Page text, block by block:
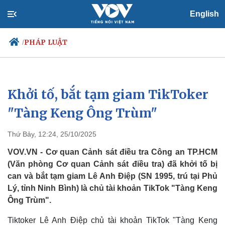
English
/PHÁP LUẬT
Chính trị
Đảng
Tổ chức nhân sự
Nhận diện sự thật
Xã hội
Tin 24h
Dự báo thời tiết
Việc làm
Biển đảo
Khởi tố, bắt tạm giam TikToker
"Tàng Keng Ông Trùm"
Thứ Bảy, 12:24, 25/10/2025
VOV.VN - Cơ quan Cảnh sát điều tra Công an TP.HCM
(Văn phòng Cơ quan Cảnh sát điều tra) đã khởi tố bị
can và bắt tạm giam Lê Anh Điệp (SN 1995, trú tại Phủ
Lý, tỉnh Ninh Bình) là chủ tài khoản TikTok "Tàng Keng
Ông Trùm".
Tiktoker Lê Anh Điệp chủ tài khoản TikTok "Tàng Keng